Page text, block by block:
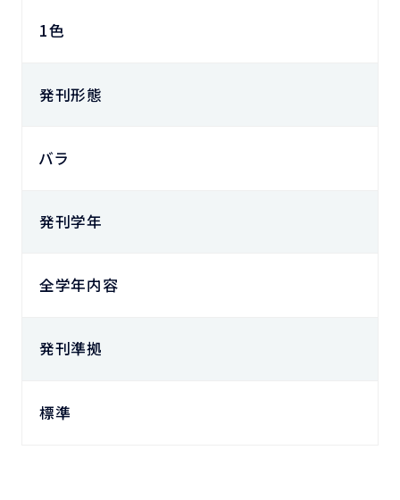
1色
発刊形態
バラ
発刊学年
全学年内容
発刊準拠
標準